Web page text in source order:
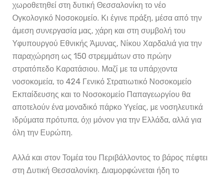
χωροθετηθεί στη δυτική Θεσσαλονίκη το νέο
Ογκολογικό Νοσοκομείο. Κι έγινε πράξη, μέσα από την
άμεση συνεργασία μας, χάρη και στη συμβολή του
Υφυπουργού Εθνικής Άμυνας, Νίκου Χαρδαλιά για την
παραχώρηση ως 150 στρεμμάτων στο πρώην
στρατόπεδο Καρατάσιου. Μαζί με τα υπάρχοντα
νοσοκομεία, το 424 Γενικό Στρατιωτικό Νοσοκομείο
Εκπαίδευσης και το Νοσοκομείο Παπαγεωργίου θα
αποτελούν ένα μοναδικό πάρκο Υγείας, με νοσηλευτικά
ιδρύματα πρότυπα, όχι μόνον για την Ελλάδα, αλλά για
όλη την Ευρώπη.
Αλλά και στον Τομέα του Περιβάλλοντος το βάρος πέφτει
στη Δυτική Θεσσαλονίκη. Διαμορφώνεται ήδη το